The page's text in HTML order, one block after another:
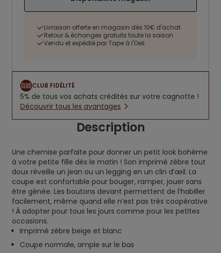
Livraison offerte en magasin dès 10€ d'achat
Retour & échanges gratuits toute la saison
Vendu et expédié par Tape à l'Oeil
CLUB FIDÉLITÉ
5% de tous vos achats crédités sur votre cagnotte !
Découvrir tous les avantages
Description
Une chemise parfaite pour donner un petit look bohème
à votre petite fille dès le matin ! Son imprimé zèbre tout
doux réveille un jean ou un legging en un clin d’œil. La
coupe est confortable pour bouger, ramper, jouer sans
être gênée. Les boutons devant permettent de l’habiller
facilement, même quand elle n’est pas très coopérative
! À adopter pour tous les jours comme pour les petites
occasions.
Imprimé zèbre beige et blanc
Coupe normale, ample sur le bas